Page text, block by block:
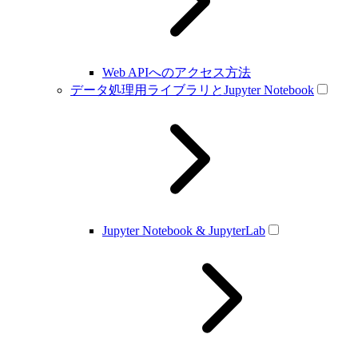
Web APIへのアクセス方法
データ処理用ライブラリとJupyter Notebook
Jupyter Notebook & JupyterLab